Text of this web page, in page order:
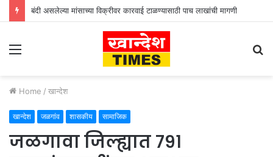
बंदी असलेल्या मांसाच्या विक्रीवर कारवाई टाळण्यासाठी पाच लाखांची मागणी
Menu
Home / खान्देश
खान्देश जळगांव शासकीय सामाजिक
जळगावा जिल्ह्यात ७९१